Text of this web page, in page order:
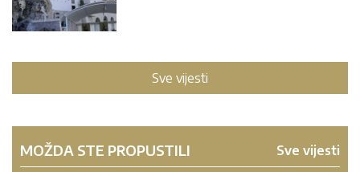
Sve vijesti
MOŽDA STE PROPUSTILI Sve vijesti